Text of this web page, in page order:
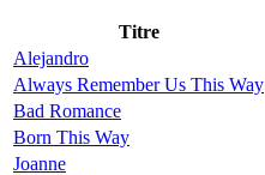
Titre
Alejandro
Always Remember Us This Way
Bad Romance
Born This Way
Joanne